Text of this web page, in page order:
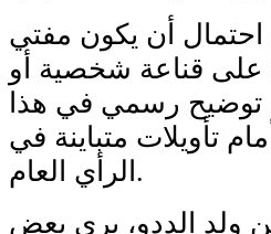
احتمال أن يكون مفتي
على قناعة شخصية أو
توضيح رسمي في هذا
تأويلات متباينة في
الرأي العام.
ولد الددو، يرى بعض